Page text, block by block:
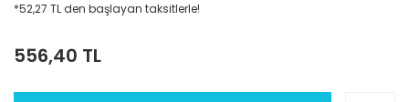
*52,27 TL den başlayan taksitlerle!
556,40 TL